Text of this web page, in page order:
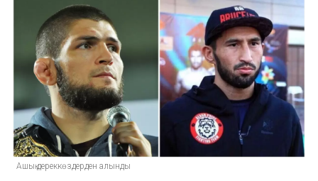
Ашық дереккөздерден алынды